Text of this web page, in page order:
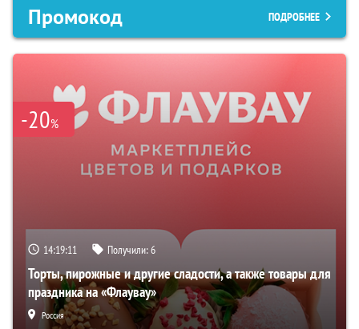
Промокод ПОДРОБНЕЕ
-20%
14:19:10 Получили:6
Торты, пирожные и другие сладости, а также товары для
праздника на «Флаувау»
Россия